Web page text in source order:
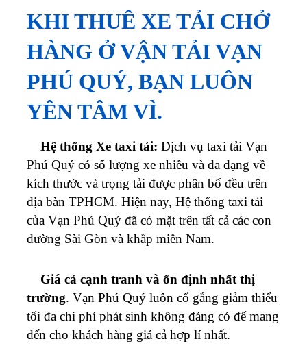
KHI THUÊ XE TẢI CHỞ
HÀNG Ở VẬN TẢI VẠN
PHÚ QUÝ, BẠN LUÔN
YÊN TÂM VÌ.
Hệ thống Xe taxi tải: Dịch vụ taxi tải Vạn
Phú Quý có số lượng xe nhiều và đa dạng về
kích thước và trọng tải được phân bố đều trên
địa bàn TPHCM. Hiện nay, Hệ thống taxi tải
của Vạn Phú Quý đã có mặt trên tất cả các con
đường Sài Gòn và khắp miền Nam.
Giá cả cạnh tranh và ổn định nhất thị
trường. Vạn Phú Quý luôn cố gắng giảm thiểu
tối đa chi phí phát sinh không đáng có để mang
đến cho khách hàng giá cả hợp lí nhất.